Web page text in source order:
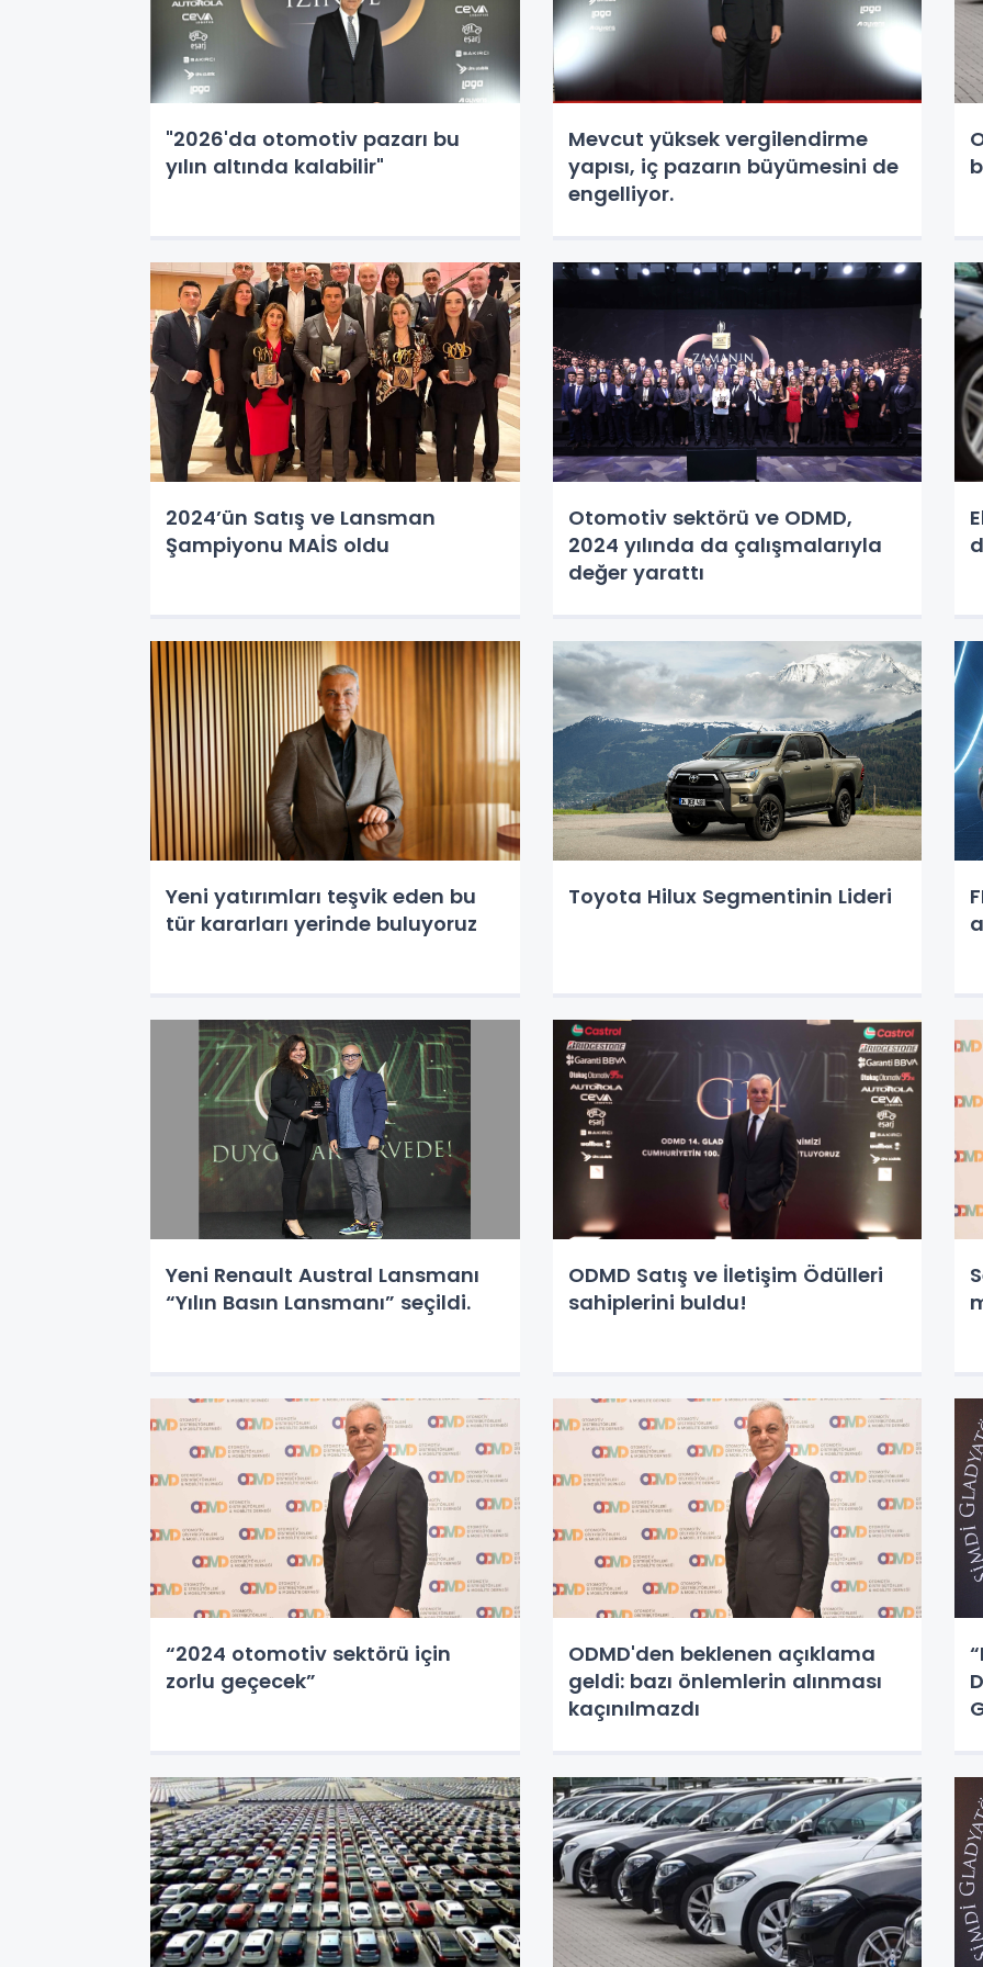
"2026'da otomotiv pazarı bu
yılın altında kalabilir"
Mevcut yüksek vergilendirme
yapısı, iç pazarın büyümesini de
engelliyor.
2024’ün Satış ve Lansman
Şampiyonu MAİS oldu
Otomotiv sektörü ve ODMD,
2024 yılında da çalışmalarıyla
değer yarattı
Yeni yatırımları teşvik eden bu
tür kararları yerinde buluyoruz
Toyota Hilux Segmentinin Lideri
Yeni Renault Austral Lansmanı
“Yılın Basın Lansmanı” seçildi.
ODMD Satış ve İletişim Ödülleri
sahiplerini buldu!
“2024 otomotiv sektörü için
zorlu geçecek”
ODMD'den beklenen açıklama
geldi: bazı önlemlerin alınması
kaçınılmazdı